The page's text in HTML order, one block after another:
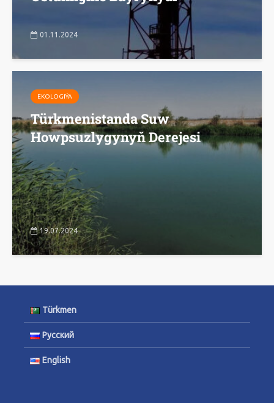
01.11.2024
EKOLOGIÝA
Türkmenistanda Suw
Howpsuzlygynyň Derejesi
19.07.2024
Türkmen
Русский
English